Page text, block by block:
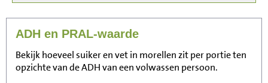
ADH en PRAL-waarde
Bekijk hoeveel suiker en vet in morellen zit per portie ten
opzichte van de ADH van een volwassen persoon.